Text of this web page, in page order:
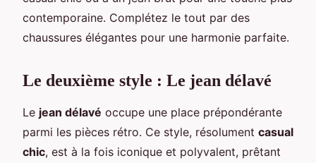
contemporaine. Complétez le tout par des
chaussures élégantes pour une harmonie parfaite.
Le deuxième style : Le jean délavé
Le jean délavé occupe une place prépondérante
parmi les pièces rétro. Ce style, résolument casual
chic, est à la fois iconique et polyvalent, prêtant